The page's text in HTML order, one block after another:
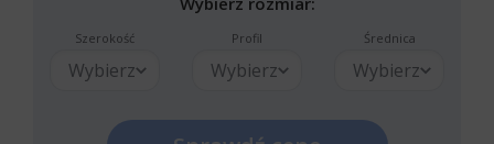
Szerokość
Wybierz
Profil
Wybierz
Średnica
Wybierz